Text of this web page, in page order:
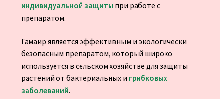
индивидуальной защиты при работе с
препаратом.
Гамаир является эффективным и экологически
безопасным препаратом, который широко
используется в сельском хозяйстве для защиты
растений от бактериальных и грибковых
заболеваний.